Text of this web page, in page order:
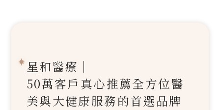
星和醫療｜
50萬客戶真心推薦全方位醫
美與大健康服務的首選品牌